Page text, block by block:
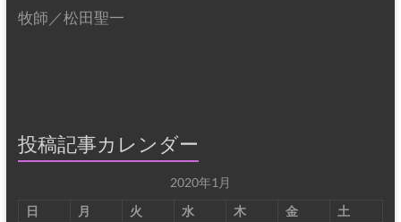
牧師／松田聖一
投稿記事カレンダー
2020年1月
日
月 火 水 木 金
土